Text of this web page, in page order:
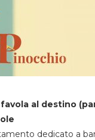
al destino
dedicato a